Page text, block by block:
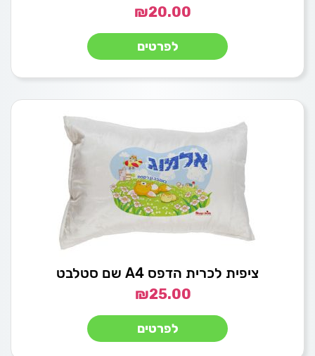
₪20.00
לפרטים
ציפית לכרית הדפס A4 שם סטלבט
₪25.00
לפרטים